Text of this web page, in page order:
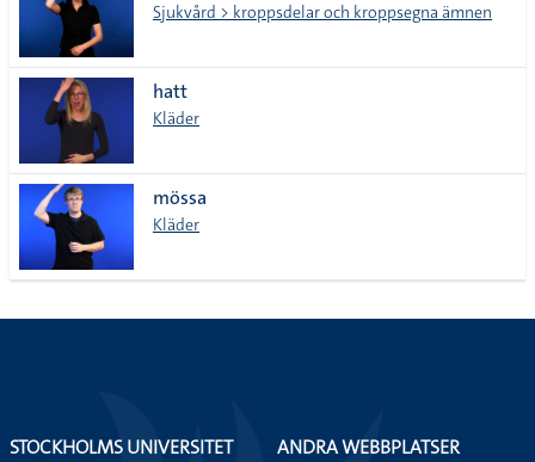
lista
Sjukvård > kroppsdelar och kroppsegna ämnen
hatt
Kläder
mössa
Kläder
STOCKHOLMS UNIVERSITET
ANDRA WEBBPLATSER